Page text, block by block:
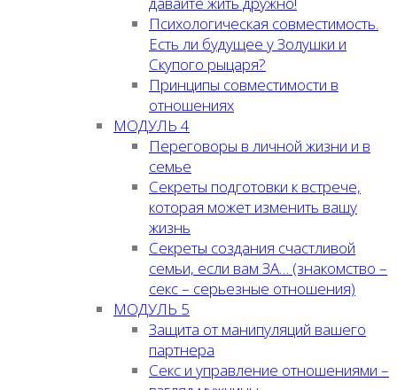
Психологическая совместимость.
Есть ли будущее у Золушки и
Скупого рыцаря?
Принципы совместимости в
отношениях
МОДУЛЬ 4
Переговоры в личной жизни и в
семье
Секреты подготовки к встрече,
которая может изменить вашу
жизнь
Секреты создания счастливой
семьи, если вам ЗА… (знакомство –
секс – серьезные отношения)
МОДУЛЬ 5
Защита от манипуляций вашего
партнера
Секс и управление отношениями –